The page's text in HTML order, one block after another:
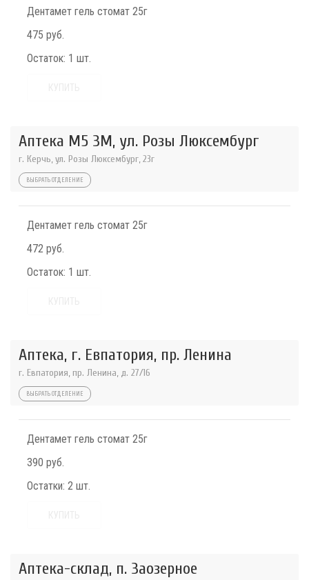
Дентамет гель стомат 25г
475 руб.
Остаток: 1 шт.
Аптека М5 3М, ул. Розы Люксембург
г. Керчь, ул. Розы Люксембург, 23г
ВЫБРАТЬ ОТДЕЛЕНИЕ
Дентамет гель стомат 25г
472 руб.
Остаток: 1 шт.
Аптека, г. Евпатория, пр. Ленина
г. Евпатория, пр. Ленина, д. 27/16
ВЫБРАТЬ ОТДЕЛЕНИЕ
Дентамет гель стомат 25г
390 руб.
Остатки: 2 шт.
Аптека-склад, п. Заозерное